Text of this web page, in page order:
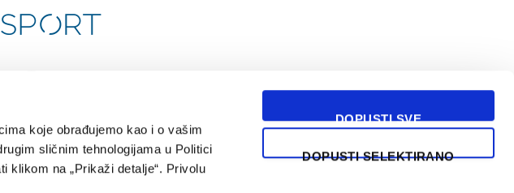
koje obrađujemo kao i o vašim
sličnim tehnologijama u Politici
klikom na „Prikaži detalje“. Privolu
DOPUSTI SVE
DOPUSTI SELEKTIRANO
PRIVATNOSTI
by